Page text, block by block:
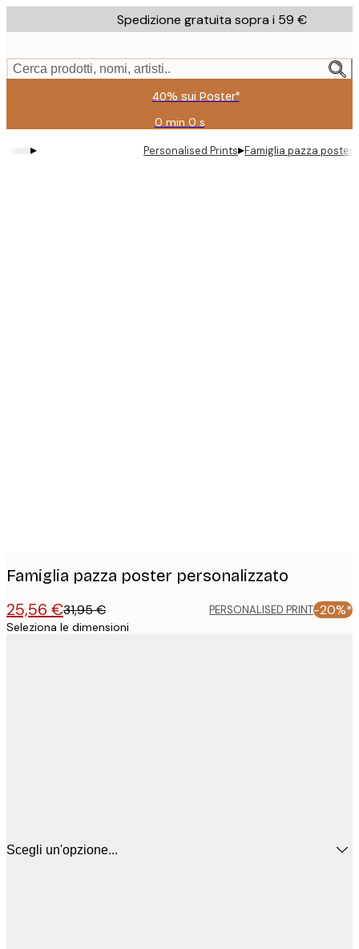
to
content.
Spedizione gratuita sopra i 59 €
Cerca prodotti, nomi, artisti..
40% sui Poster*
0 min 0 s
Valido
fino
a:
▸ Personalised Prints▸Famiglia pazza poster
Famiglia pazza poster personalizzato
25,56 €31,95 € PERSONALISED PRINT-20%*
Seleziona le dimensioni
Scegli un'opzione...